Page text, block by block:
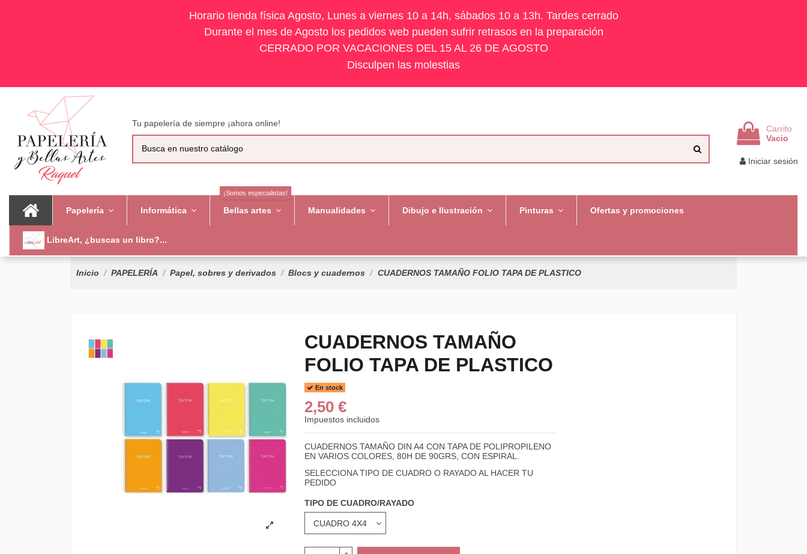
Horario tienda física Agosto, Lunes a viernes 10 a 14h, sábados 10 a 13h. Tardes cerrado
Durante el mes de Agosto los pedidos web pueden sufrir retrasos en la preparación
CERRADO POR VACACIONES DEL 15 AL 26 DE AGOSTO
Disculpen las molestias
Tu papelería de siempre ¡ahora online!
Carrito
Vacio
Iniciar sesión
Papelería Informática Bellas artes
¡Somos especialistas!
Manualidades Dibujo e Ilustración Pinturas Ofertas y promociones
LibreArt, ¿buscas un libro?...
Inicio PAPELERÍA Papel, sobres y derivados Blocs y cuadernos CUADERNOS TAMAÑO FOLIO TAPA DE PLASTICO
CUADERNOS TAMAÑO
FOLIO TAPA DE PLASTICO
En stock
2,50 €
Impuestos incluidos
CUADERNOS TAMAÑO DIN A4 CON TAPA DE POLIPROPILENO
EN VARIOS COLORES, 80H DE 90GRS, CON ESPIRAL.
SELECCIONA TIPO DE CUADRO O RAYADO AL HACER TU
PEDIDO
TIPO DE CUADRO/RAYADO